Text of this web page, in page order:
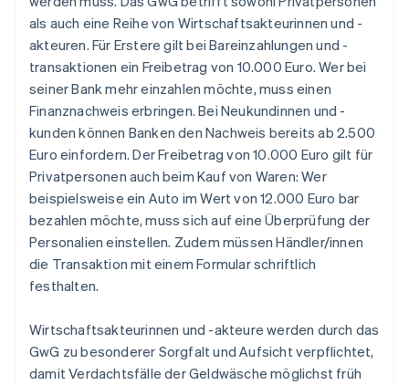
als auch eine Reihe von Wirtschaftsakteurinnen und -
akteuren. Für Erstere gilt bei Bareinzahlungen und -
transaktionen ein Freibetrag von 10.000 Euro. Wer bei
seiner Bank mehr einzahlen möchte, muss einen
Finanznachweis erbringen. Bei Neukundinnen und -
kunden können Banken den Nachweis bereits ab 2.500
Euro einfordern. Der Freibetrag von 10.000 Euro gilt für
Privatpersonen auch beim Kauf von Waren: Wer
beispielsweise ein Auto im Wert von 12.000 Euro bar
bezahlen möchte, muss sich auf eine Überprüfung der
Personalien einstellen. Zudem müssen Händler/innen
die Transaktion mit einem Formular schriftlich
festhalten.
Wirtschaftsakteurinnen und -akteure werden durch das
GwG zu besonderer Sorgfalt und Aufsicht verpflichtet,
damit Verdachtsfälle der Geldwäsche möglichst früh